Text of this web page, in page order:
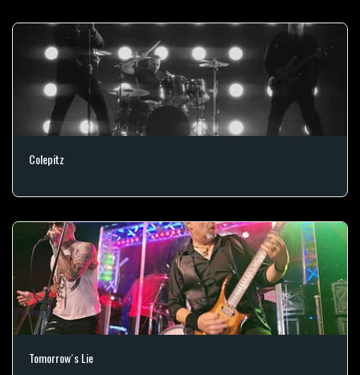
Colepitz
Tomorrow´s Lie